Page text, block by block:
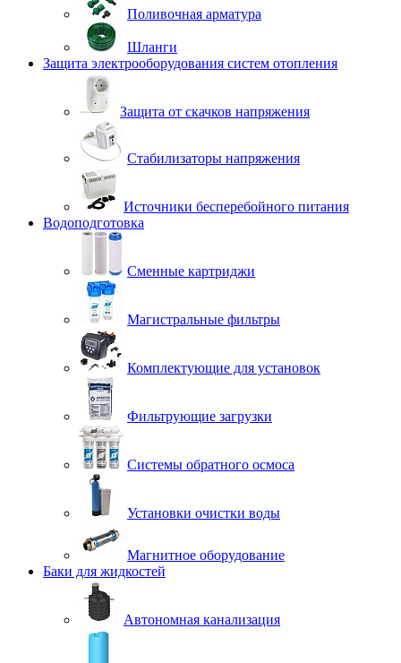
Поливочная арматура
Шланги
Защита электрооборудования систем отопления
Защита от скачков напряжения
Стабилизаторы напряжения
Источники бесперебойного питания
Водоподготовка
Сменные картриджи
Магистральные фильтры
Комплектующие для установок
Фильтрующие загрузки
Системы обратного осмоса
Установки очистки воды
Магнитное оборудование
Баки для жидкостей
Автономная канализация